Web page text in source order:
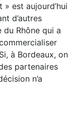
est aujourd’hui
d’autres
Rhône qui a
à Bordeaux, on
partenaires
n’a